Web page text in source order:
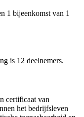
1 bijeenkomst van 1
is 12 deelnemers.
certificaat van
het bedrijfsleven